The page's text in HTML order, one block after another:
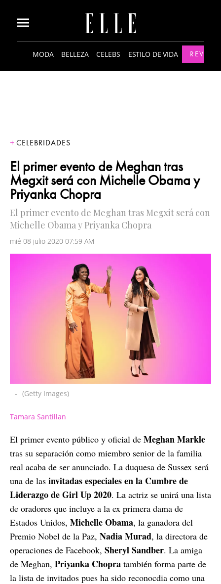
MODA BELLEZA CELEBS ESTILO DE VIDA
CELEBRIDADES
El primer evento de Meghan tras
Megxit será con Michelle Obama y
Priyanka Chopra
El primer evento de Meghan tras Megxit será con
Michelle Obama y Priyanka Chopra
mié 08 julio 2020 07:59 AM
- (Getty Images)
Tamara Santillan
El primer evento público y oficial de Meghan Markle
tras su separación como miembro senior de la familia
real acaba de ser anunciado. La duquesa de Sussex será
una de las invitadas especiales en la Cumbre de
Liderazgo de Girl Up 2020. La actriz se unirá una lista
de oradores que incluye a la ex primera dama de
Estados Unidos, Michelle Obama, la ganadora del
Premio Nobel de la Paz, Nadia Murad, la directora de
operaciones de Facebook, Sheryl Sandber. La amiga
de Meghan, Priyanka Chopra también forma parte de
la lista de invitados pues ha sido reconocdia como una